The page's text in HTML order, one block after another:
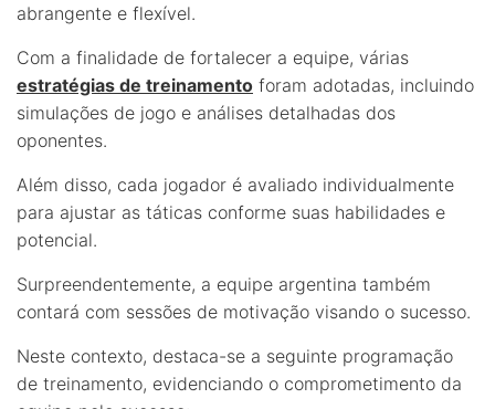
abrangente e flexível.
Com a finalidade de fortalecer a equipe, várias
estratégias de treinamento foram adotadas, incluindo
simulações de jogo e análises detalhadas dos
oponentes.
Além disso, cada jogador é avaliado individualmente
para ajustar as táticas conforme suas habilidades e
potencial.
Surpreendentemente, a equipe argentina também
contará com sessões de motivação visando o sucesso.
Neste contexto, destaca-se a seguinte programação
de treinamento, evidenciando o comprometimento da